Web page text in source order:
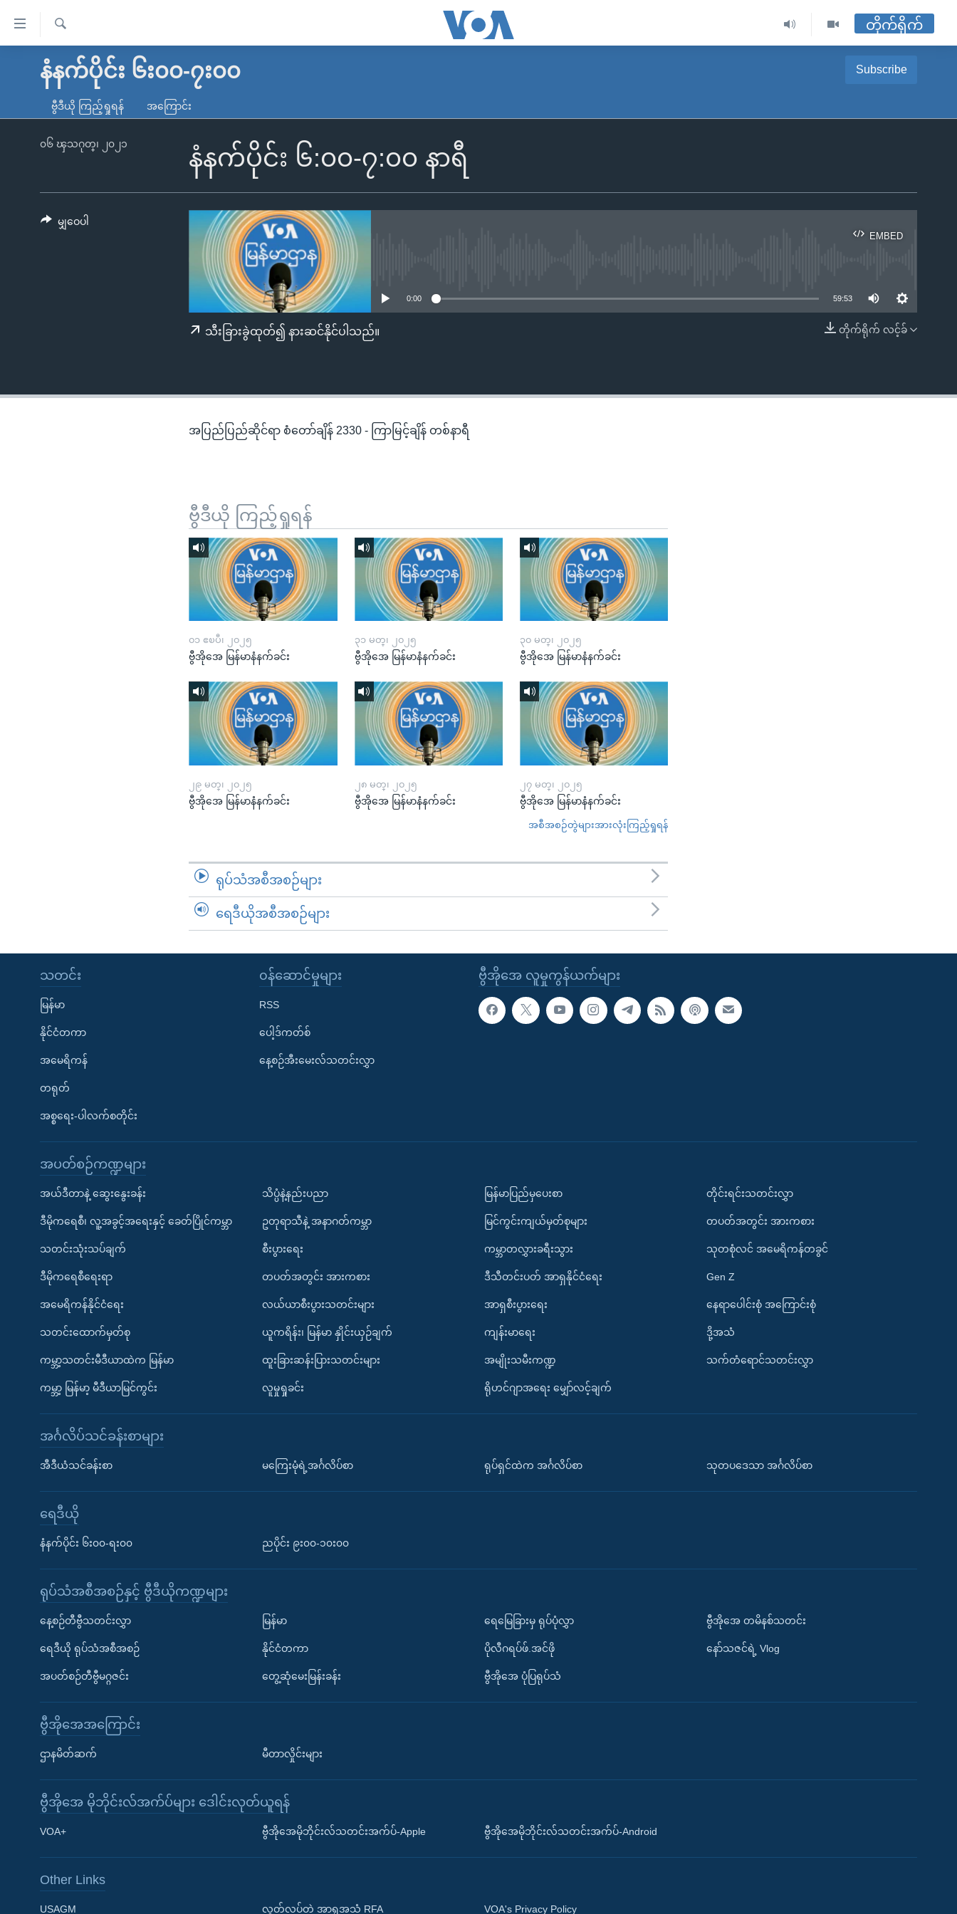
လွယ်ကူ
သည့်
ကျော်
မူလစာမျက်နှာ
ကမ္ဘာ့သတင်းများ
နိုင်ငံတကာ
တရုတ်
အစ္စရေး-ပါလက်စတိုင်း
ရပ်ဝန်းတခု လမ်းတခု အလွန်
အင်္ဂလိပ်စာလေ့လာမယ်
Learning English
ရ
လာ
တိုက်ရိုက်
နံနက်ပိုင်း ၆း၀၀-၇း၀၀ Subscribe
Apple Podcasts
Spotify
ဗွီဒီယို ကြည့်ရှုရန် အကြောင်း
နံနက်ပိုင်း ၆:၀၀-၇:၀၀ နာရီ
၀၆ ၾသဂုတ္၊ ၂၀၂၁
EMBED
EMBED
0:00 59:53
တိုက်ရိုက် လင့်ခ်
သီးခြားခွဲထုတ်၍ နားဆင်နိုင်ပါသည်။
မျှဝေပါ
အပြည်ပြည်ဆိုင်ရာ စံတော်ချိန် 2330 - ကြာမြင့်ချိန် တစ်နာရီ
ဗွီဒီယို ကြည့်ရှုရန်
၀၁ ဧၿပီ၊ ၂၀၂၅
ဗွီအိုအေ မြန်မာနံနက်ခင်း
၃၁ မတ္၊ ၂၀၂၅
ဗွီအိုအေ မြန်မာနံနက်ခင်း
၃၀ မတ္၊ ၂၀၂၅
ဗွီအိုအေ မြန်မာနံနက်ခင်း
၂၉ မတ္၊ ၂၀၂၅
ဗွီအိုအေ မြန်မာနံနက်ခင်း
၂၈ မတ္၊ ၂၀၂၅
ဗွီအိုအေ မြန်မာနံနက်ခင်း
၂၇ မတ္၊ ၂၀၂၅
ဗွီအိုအေ မြန်မာနံနက်ခင်း
အစီအစဉ်တွဲများအားလုံးကြည့်ရှုရန်
ရုပ်သံအစီအစဉ်များ
ရေဒီယိုအစီအစဉ်များ
ဗွီအိုအေ လူမှုကွန်ယက်များ
သတင်း
မြန်မာ
နိုင်ငံတကာ
အမေရိကန်
တရုတ်
အစ္စရေး-ပါလက်စတိုင်း
၀န်ဆောင်မှုများ
RSS
ပေါ့ဒ်ကတ်စ်
နေ့စဉ်အီးမေးလ်သတင်းလွှာ
အပတ်စဉ်ကဏ္ဍများ
အယ်ဒီတာနဲ့ ဆွေးနွေးခန်း
ဒီမိုကရေစီ၊ လူ့အခွင့်အရေးနှင့် ခေတ်ပြိုင်ကမ္ဘာ
သတင်းသုံးသပ်ချက်
ဒီမိုကရေစီရေးရာ
အမေရိကန်နိုင်ငံရေး
သတင်းထောက်မှတ်စု
ကမ္ဘာ့သတင်းမီဒီယာထဲက မြန်မာ
ကမ္ဘာ့ မြန်မာ့ မီဒီယာမြင်ကွင်း
သိပ္ပံနဲ့နည်းပညာ
ဥတုရာသီနဲ့ အနာဂတ်ကမ္ဘာ
စီးပွားရေး
တပတ်အတွင်း အားကစား
လယ်ယာစီးပွားသတင်းများ
ယူကရိန်း၊ မြန်မာ နှိုင်းယှဉ်ချက်
ထူးခြားဆန်းပြားသတင်းများ
လူမှုရှုခင်း
မြန်မာပြည်မှပေးစာ
မြင်ကွင်းကျယ်မှတ်စုများ
ကမ္ဘာတလွှားခရီးသွား
ဒီသီတင်းပတ် အာရှနိုင်ငံရေး
အာရှစီးပွားရေး
ကျန်းမာရေး
အမျိုးသမီးကဏ္ဍ
ရိုဟင်ဂျာအရေး မျှော်လင့်ချက်
တိုင်းရင်းသတင်းလွှာ
တပတ်အတွင်း အားကစား
သုတစုံလင် အမေရိကန်တခွင်
Gen Z
နေရာပေါင်းစုံ အကြောင်းစုံ
ဒို့အသံ
သက်တံရောင်သတင်းလွှာ
အင်္ဂလိပ်သင်ခန်းစာများ
အီဒီယံသင်ခန်းစာ မကြေးမုံရဲ့အင်္ဂလိပ်စာ ရုပ်ရှင်ထဲက အင်္ဂလိပ်စာ သုတပဒေသာ အင်္ဂလိပ်စာ
ရေဒီယို
နံနက်ပိုင်း ၆း၀၀-ရး၀၀ ညပိုင်း ၉း၀၀-၁၀း၀၀
ရုပ်သံအစီအစဉ်နှင့် ဗွီဒီယိုကဏ္ဍများ
နေ့စဉ်တီဗွီသတင်းလွှာ
ရေဒီယို ရုပ်သံအစီအစဉ်
အပတ်စဉ်တီဗွီမဂ္ဂဇင်း
မြန်မာ
နိုင်ငံတကာ
တွေ့ဆုံမေးမြန်းခန်း
ရေမြေခြားမှ ရုပ်ပုံလွှာ
ပိုလီဂရပ်ဖ်.အင်ဖို
ဗွီအိုအေ ပုံပြရုပ်သံ
ဗွီအိုအေ တမိနစ်သတင်း
နော်သဇင်ရဲ့ Vlog
ဗွီအိုအေအကြောင်း
ဌာနမိတ်ဆက် မီတာလှိုင်းများ
ဗွီအိုအေ မိုဘိုင်းလ်အက်ပ်များ ဒေါင်းလုတ်ယူရန်
VOA+ ဗွီအိုအေမိုဘိုင်းလ်သတင်းအက်ပ်-Apple ဗွီအိုအေမိုဘိုင်းလ်သတင်းအက်ပ်-Android
Other Links
USAGM လွတ်လပ်တဲ့ အာရှအသံ RFA VOA's Privacy Policy